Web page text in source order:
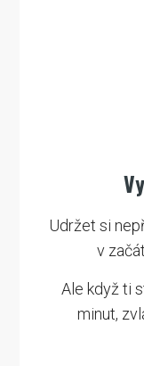
Udržet si
v
Ale když ti
minut,